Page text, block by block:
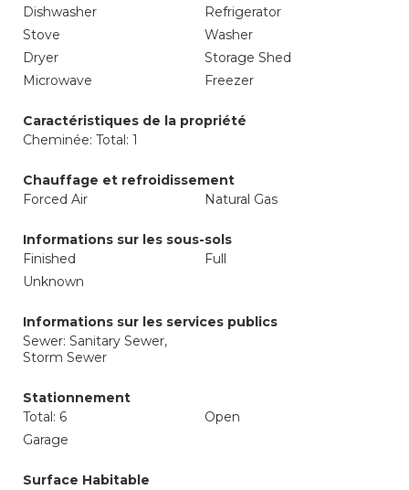
Dishwasher
Refrigerator
Stove
Washer
Dryer
Storage Shed
Microwave
Freezer
Caractéristiques de la propriété
Cheminée: Total: 1
Chauffage et refroidissement
Forced Air
Natural Gas
Informations sur les sous-sols
Finished
Full
Unknown
Informations sur les services publics
Sewer: Sanitary Sewer,
Storm Sewer
Stationnement
Total: 6
Open
Garage
Surface Habitable